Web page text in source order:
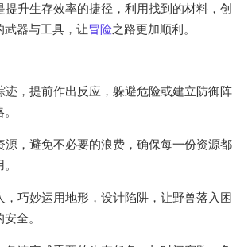
提升生存效率的捷径，利用找到的材料，创
武器与工具，让冒险之路更加顺利。
迹，提前作出反应，躲避危险或建立防御阵
源，避免不必要的浪费，确保每一份资源都
，巧妙运用地形，设计陷阱，让野兽落入困
全。